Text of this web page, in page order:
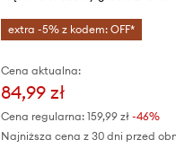
extra -5% z kodem: OFF*
Cena aktualna:
84,99 zł
Cena regularna: 159,99 zł-46%
Najniższa cena z 30 dni przed